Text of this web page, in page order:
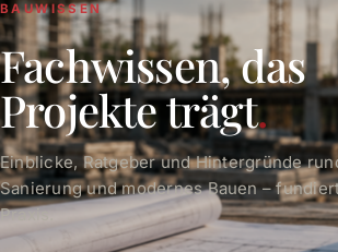
BAUWISSEN
Fachwissen, das
Projekte trägt.
Einblicke, Ratgeber und Hintergründe
Sanierung und modernes Bauen –
Praxis.